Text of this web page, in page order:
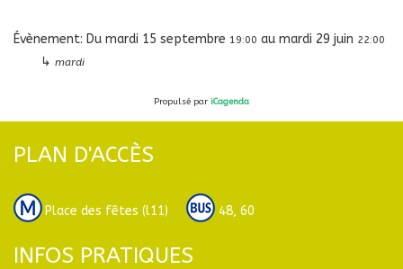
Évènement: Du mardi 15 septembre 19:00 au mardi 29 juin 22:00
↳ mardi
Propulsé par iCagenda
PLAN D'ACCÈS
Place des fêtes (l11) 48, 60
INFOS PRATIQUES